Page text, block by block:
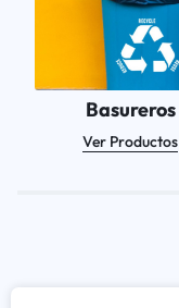
Basureros
Ver Productos